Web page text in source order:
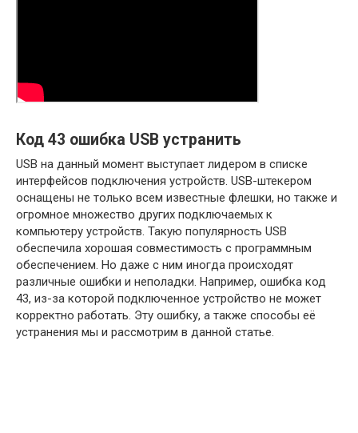
Код 43 ошибка USB устранить
USB на данный момент выступает лидером в списке
интерфейсов подключения устройств. USB-штекером
оснащены не только всем известные флешки, но также и
огромное множество других подключаемых к
компьютеру устройств. Такую популярность USB
обеспечила хорошая совместимость с программным
обеспечением. Но даже с ним иногда происходят
различные ошибки и неполадки. Например, ошибка код
43, из-за которой подключенное устройство не может
корректно работать. Эту ошибку, а также способы её
устранения мы и рассмотрим в данной статье.